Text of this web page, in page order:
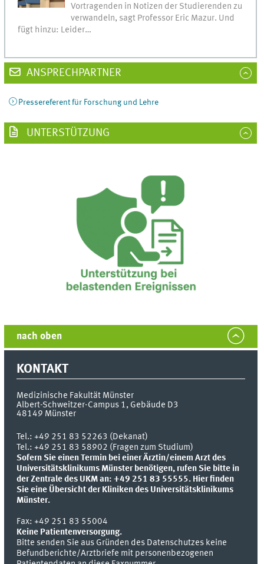
Vortragenden in Notizen der Studierenden zu
verwandeln, sagt Professor Eric Mazur. Und
fügt hinzu: Leider…
ANSPRECHPARTNER
Pressereferent für Forschung und Lehre
UNTERSTÜTZUNG
nach oben
KONTAKT
Medizinische Fakultät Münster
Albert-Schweitzer-Campus 1, Gebäude D3
48149 Münster
Tel.:+49 251 83 52263 (Dekanat)
Tel.: +49 251 83 58902 (Fragen zum Studium)
Sofern Sie einen Termin bei einer Ärztin/einem Arzt des
Universitätsklinikums Münster benötigen, rufen Sie bitte in
der Zentrale des UKM an: +49 251 83 55555. Hier finden
Sie eine Übersicht der Kliniken des Universitätsklinikums
Münster.
Fax:+49 251 83 55004
Keine Patientenversorgung.
Bitte senden Sie aus Gründen des Datenschutzes keine
Befundberichte/Arztbriefe mit personenbezogenen